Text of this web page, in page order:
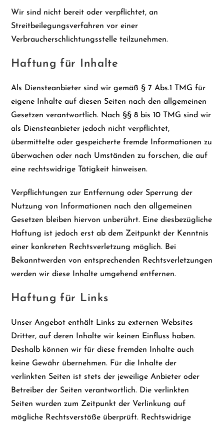
Wir sind nicht bereit oder verpflichtet, an
Streitbeilegungsverfahren vor einer
Verbraucherschlichtungsstelle teilzunehmen.
Haftung für Inhalte
Als Diensteanbieter sind wir gemäß § 7 Abs.1 TMG für
eigene Inhalte auf diesen Seiten nach den allgemeinen
Gesetzen verantwortlich. Nach §§ 8 bis 10 TMG sind wir
als Diensteanbieter jedoch nicht verpflichtet,
übermittelte oder gespeicherte fremde Informationen zu
überwachen oder nach Umständen zu forschen, die auf
eine rechtswidrige Tätigkeit hinweisen.
Verpflichtungen zur Entfernung oder Sperrung der
Nutzung von Informationen nach den allgemeinen
Gesetzen bleiben hiervon unberührt. Eine diesbezügliche
Haftung ist jedoch erst ab dem Zeitpunkt der Kenntnis
einer konkreten Rechtsverletzung möglich. Bei
Bekanntwerden von entsprechenden Rechtsverletzungen
werden wir diese Inhalte umgehend entfernen.
Haftung für Links
Unser Angebot enthält Links zu externen Websites
Dritter, auf deren Inhalte wir keinen Einfluss haben.
Deshalb können wir für diese fremden Inhalte auch
keine Gewähr übernehmen. Für die Inhalte der
verlinkten Seiten ist stets der jeweilige Anbieter oder
Betreiber der Seiten verantwortlich. Die verlinkten
Seiten wurden zum Zeitpunkt der Verlinkung auf
mögliche Rechtsverstöße überprüft. Rechtswidrige